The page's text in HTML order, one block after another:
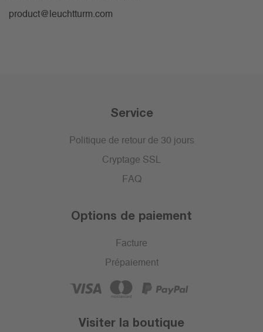
product@leuchtturm.com
Service
Politique de retour de 30 jours
Cryptage SSL
FAQ
Options de paiement
Facture
Prépaiement
Visiter la boutique